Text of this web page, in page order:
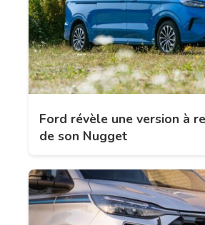
Ford révèle une version à
de son Nugget